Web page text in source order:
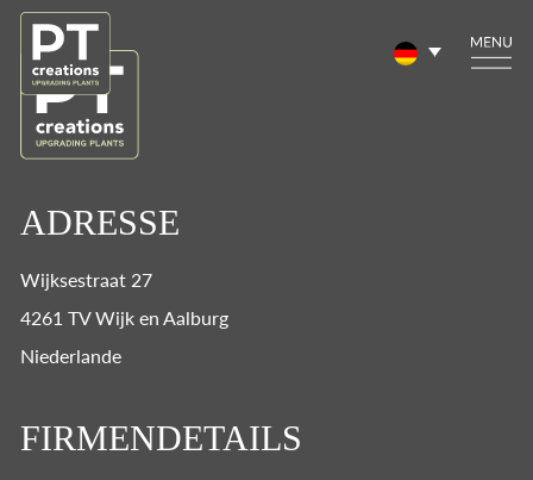
ADRESSE
Wijksestraat 27
4261 TV Wijk en Aalburg
Niederlande
FIRMENDETAILS